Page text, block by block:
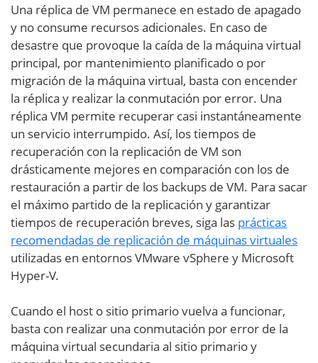
Una réplica de VM permanece en estado de apagado
y no consume recursos adicionales. En caso de
desastre que provoque la caída de la máquina virtual
principal, por mantenimiento planificado o por
migración de la máquina virtual, basta con encender
la réplica y realizar la conmutación por error. Una
réplica VM permite recuperar casi instantáneamente
un servicio interrumpido. Así, los tiempos de
recuperación con la replicación de VM son
drásticamente mejores en comparación con los de
restauración a partir de los backups de VM. Para sacar
el máximo partido de la replicación y garantizar
tiempos de recuperación breves, siga las prácticas
recomendadas de replicación de máquinas virtuales
utilizadas en entornos VMware vSphere y Microsoft
Hyper-V.
Cuando el host o sitio primario vuelva a funcionar,
basta con realizar una conmutación por error de la
máquina virtual secundaria al sitio primario y